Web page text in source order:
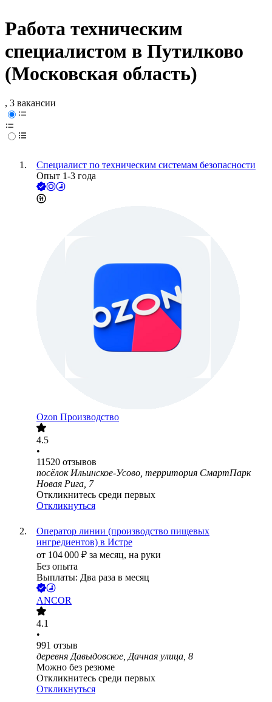
Работа техническим
специалистом в Путилково
(Московская область)
, 3 вакансии
Специалист по техническим системам безопасности
Опыт 1-3 года
Ozon Производство
4.5
•
11520 отзывов
посёлок Ильинское-Усово, территория СмартПарк
Новая Рига, 7
Откликнитесь среди первых
Откликнуться
Оператор линии (производство пищевых
ингредиентов) в Истре
от 104 000 ₽ за месяц, на руки
Без опыта
Выплаты: Два раза в месяц
ANCOR
4.1
•
991 отзыв
деревня Давыдовское, Дачная улица, 8
Можно без резюме
Откликнитесь среди первых
Откликнуться